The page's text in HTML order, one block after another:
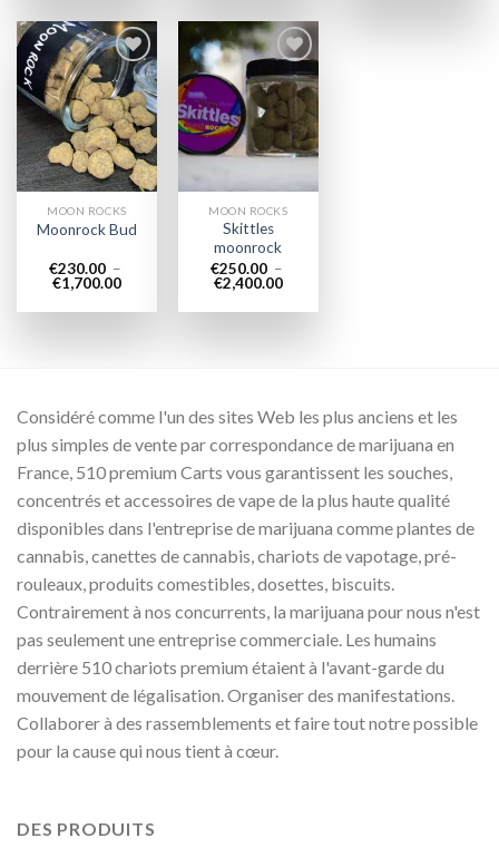
à
€2,500.00
à
€1,700.00
Add to
wishlist
MOON ROCKS
Moonrock Bud
€230.00 –
€1,700.00Plage
prix :
Add to
wishlist
MOON ROCKS
Skittles
moonrock
€250.00 –
€2,400.00Plage
prix :
Considéré comme l'un des sites Web les plus anciens et les
plus simples de vente par correspondance de marijuana en
France, 510 premium Carts vous garantissent les souches,
concentrés et accessoires de vape de la plus haute qualité
disponibles dans l'entreprise de marijuana comme plantes de
cannabis, canettes de cannabis, chariots de vapotage, pré-
rouleaux, produits comestibles, dosettes, biscuits.
Contrairement à nos concurrents, la marijuana pour nous n'est
pas seulement une entreprise commerciale. Les humains
derrière 510 chariots premium étaient à l'avant-garde du
mouvement de légalisation. Organiser des manifestations.
Collaborer à des rassemblements et faire tout notre possible
pour la cause qui nous tient à cœur.
DES PRODUITS